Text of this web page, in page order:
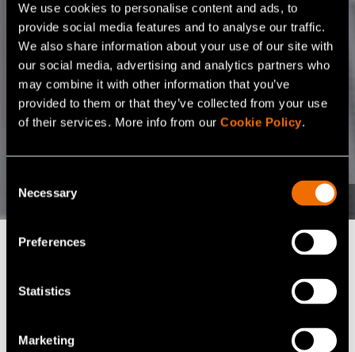
We use cookies to personalise content and ads, to
provide social media features and to analyse our traffic.
We also share information about your use of our site with
our social media, advertising and analytics partners who
may combine it with other information that you’ve
provided to them or that they’ve collected from your use
of their services. More info from our Cookie Policy.
Selection
Necessary
Preferences
Statistics
Marketing
Löydä tarpeisiisi sopiva